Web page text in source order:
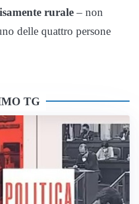
rurale– non
delle quattro persone
TG